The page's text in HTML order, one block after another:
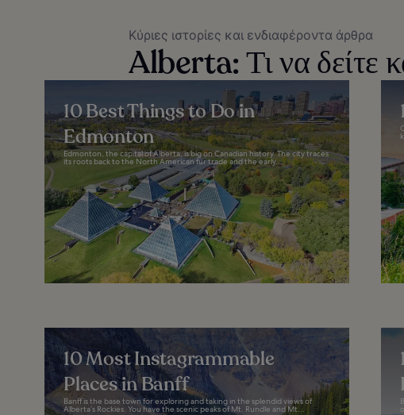
Κύριες ιστορίες και ενδιαφέροντα άρθρα
Alberta: Τι να δείτε
10 Best Things to Do in
Edmonton
Edmonton, the capital of Alberta, is big on Canadian history. The city traces
its roots back to the North American fur trade and the early...
10 Most Instagrammable
Places in Banff
Banff is the base town for exploring and taking in the splendid views of
Alberta’s Rockies. You have the scenic peaks of Mt. Rundle and Mt...